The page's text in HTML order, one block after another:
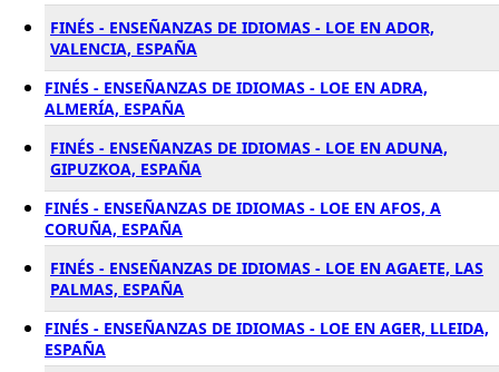
FINÉS - ENSEÑANZAS DE IDIOMAS - LOE EN ADOR,
VALENCIA, ESPAÑA
FINÉS - ENSEÑANZAS DE IDIOMAS - LOE EN ADRA,
ALMERÍA, ESPAÑA
FINÉS - ENSEÑANZAS DE IDIOMAS - LOE EN ADUNA,
GIPUZKOA, ESPAÑA
FINÉS - ENSEÑANZAS DE IDIOMAS - LOE EN AFOS, A
CORUÑA, ESPAÑA
FINÉS - ENSEÑANZAS DE IDIOMAS - LOE EN AGAETE, LAS
PALMAS, ESPAÑA
FINÉS - ENSEÑANZAS DE IDIOMAS - LOE EN AGER, LLEIDA,
ESPAÑA